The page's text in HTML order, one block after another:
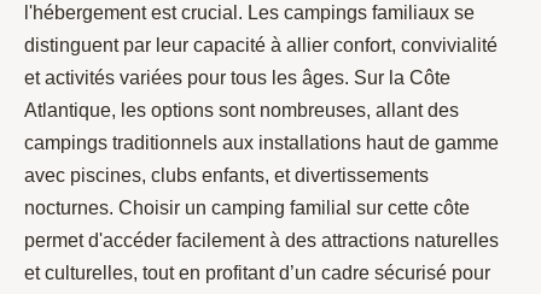
l'hébergement est crucial. Les campings familiaux se
distinguent par leur capacité à allier confort, convivialité
et activités variées pour tous les âges. Sur la Côte
Atlantique, les options sont nombreuses, allant des
campings traditionnels aux installations haut de gamme
avec piscines, clubs enfants, et divertissements
nocturnes. Choisir un camping familial sur cette côte
permet d'accéder facilement à des attractions naturelles
et culturelles, tout en profitant d’un cadre sécurisé pour